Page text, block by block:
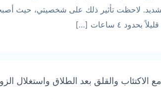
لاحظت تأثير ذلك على شخصيتي، حيث
٤ ساعات […]
الاكتئاب والقلق بعد الطلاق واستغلال